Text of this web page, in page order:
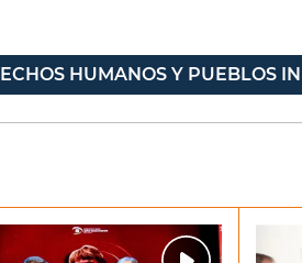
HUMANOS Y PUEBLOS